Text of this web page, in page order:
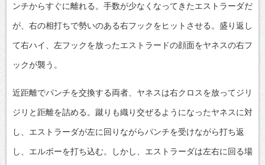
ンチからすぐに離れる。手数が少なくなってきたエストラーダだ
が、右の相打ちで勢いのある右フックをヒットさせる。盛り返し
て右ハイ、左フックを放ったエストラードの顔面をヤネスの右フ
ックが襲う。
近距離でパンチを交換する両者、ヤネスは右クロスを放ってジリ
ジリと距離を詰める。蹴りも織り交ぜるようになったヤネスに対
し、エストラーダが左に回りながらパンチを受けながら打ち返
し、エルボーを打ち込む。しかし、エストラーダは左右に回る場